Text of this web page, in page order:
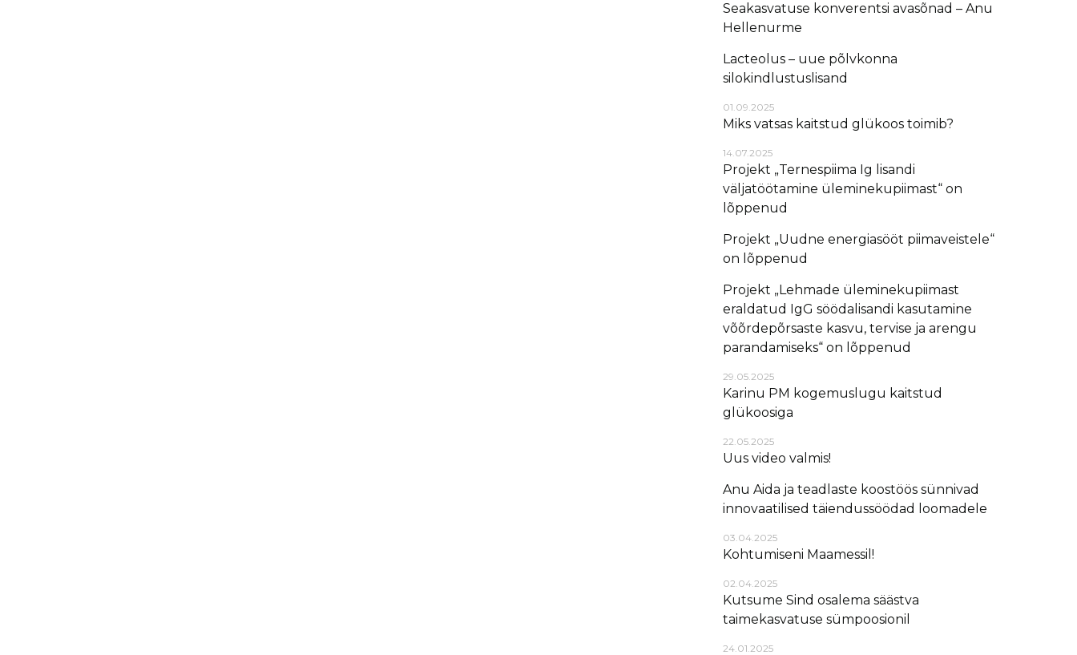
Seakasvatuse konverentsi avasõnad – Anu
Hellenurme
Lacteolus – uue põlvkonna
silokindlustuslisand
01.09.2025
Miks vatsas kaitstud glükoos toimib?
14.07.2025
Projekt „Ternespiima Ig lisandi
väljatöötamine üleminekupiimast“ on
lõppenud
Projekt „Uudne energiasööt piimaveistele“
on lõppenud
Projekt „Lehmade üleminekupiimast
eraldatud IgG söödalisandi kasutamine
võõrdepõrsaste kasvu, tervise ja arengu
parandamiseks“ on lõppenud
29.05.2025
Karinu PM kogemuslugu kaitstud
glükoosiga
22.05.2025
Uus video valmis!
Anu Aida ja teadlaste koostöös sünnivad
innovaatilised täiendussöödad loomadele
03.04.2025
Kohtumiseni Maamessil!
02.04.2025
Kutsume Sind osalema säästva
taimekasvatuse sümpoosionil
24.01.2025